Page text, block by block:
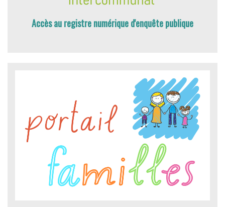
Accès au registre numérique d'enquête publique